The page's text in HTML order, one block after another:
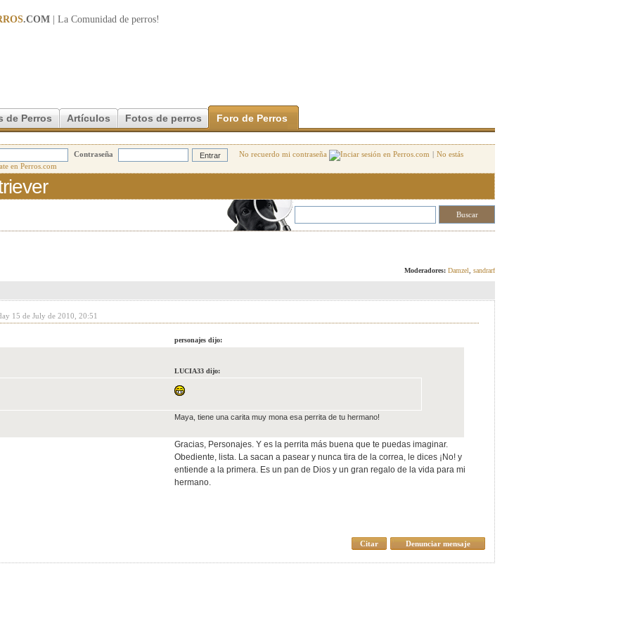
.COM | La Comunidad de perros!
de Perros Artículos Fotos de perros Foro de Perros
Contraseña No recuerdo mi contraseña | No estás
Moderadores: Damzel sandrarf
15 de July de 2010, 20:51
personajes dijo:
LUCIA33 dijo:
Maya, tiene una carita muy mona esa perrita de tu hermano!
Gracias, Personajes. Y es la perrita más buena que te puedas imaginar.
Obediente, lista. La sacan a pasear y nunca tira de la correa, le dices ¡No! y
entiende a la primera. Es un pan de Dios y un gran regalo de la vida para mi
hermano.
Denunciar mensaje
Citar